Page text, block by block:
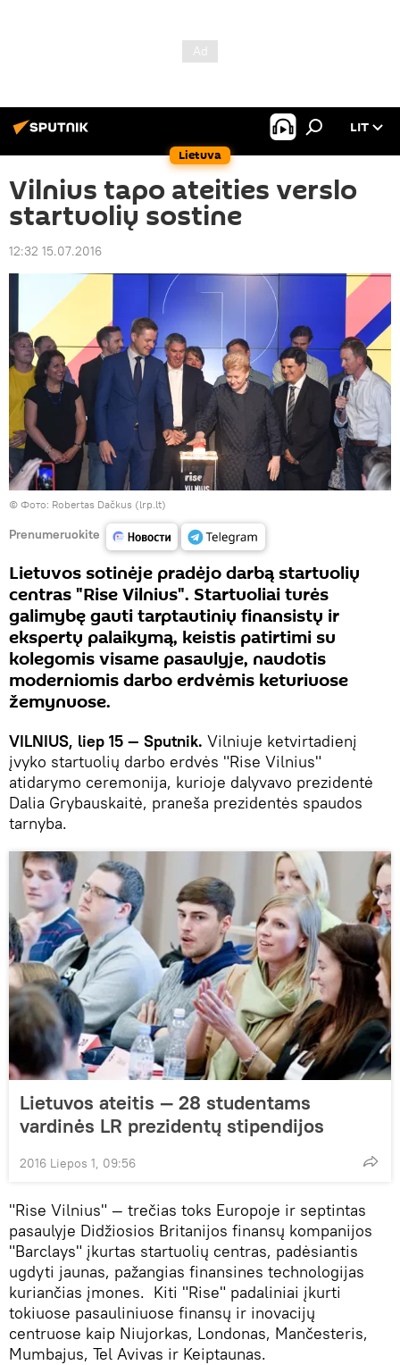
Lietuva
LIT
Vilnius tapo ateities verslo
startuolių sostine
12:32 15.07.2016
© Фото: Robertas Dačkus (lrp.lt)
Prenumeruokite
Lietuvos sotinėje pradėjo darbą startuolių
centras "Rise Vilnius". Startuoliai turės
galimybę gauti tarptautinių finansistų ir
ekspertų palaikymą, keistis patirtimi su
kolegomis visame pasaulyje, naudotis
moderniomis darbo erdvėmis keturiuose
žemynuose.
VILNIUS, liep 15 — Sputnik. Vilniuje ketvirtadienį
įvyko startuolių darbo erdvės "Rise Vilnius"
atidarymo ceremonija, kurioje dalyvavo prezidentė
Dalia Grybauskaitė, praneša prezidentės spaudos
tarnyba.
Lietuvos ateitis — 28 studentams
vardinės LR prezidentų stipendijos
2016 Liepos 1, 09:56
"Rise Vilnius" — trečias toks Europoje ir septintas
pasaulyje Didžiosios Britanijos finansų kompanijos
"Barclays" įkurtas startuolių centras, padėsiantis
ugdyti jaunas, pažangias finansines technologijas
kuriančias įmones. Kiti "Rise" padaliniai įkurti
tokiuose pasauliniuose finansų ir inovacijų
centruose kaip Niujorkas, Londonas, Mančesteris,
Mumbajus, Tel Avivas ir Keiptaunas.